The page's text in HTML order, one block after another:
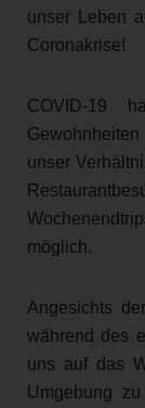
unser Leben
Coronakrise!
COVID-19
unser
möglich.
Angesichts
während des
uns auf das
Umgebung